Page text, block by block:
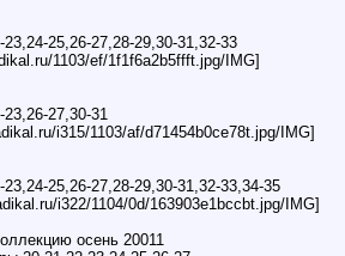
25,26-27,28-29,30-31,32-33
1103/ef/1f1f6a2b5ffft.jpg/IMG]
27,30-31
i315/1103/af/d71454b0ce78t.jpg/IMG]
25,26-27,28-29,30-31,32-33,34-35
i322/1104/0d/163903e1bccbt.jpg/IMG]
осень 20011